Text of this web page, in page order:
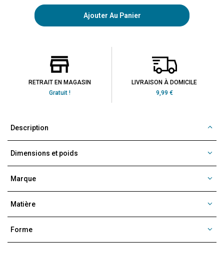
Ajouter Au Panier
RETRAIT EN MAGASIN
Gratuit !
LIVRAISON À DOMICILE
9,99 €
Description
Dimensions et poids
Marque
Matière
Forme